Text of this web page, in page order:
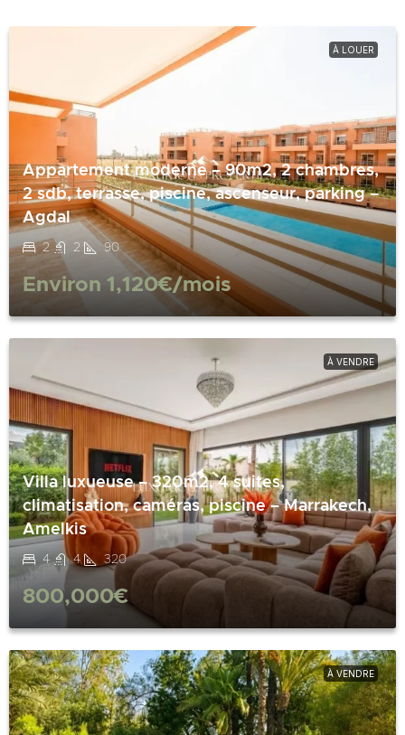
À LOUER
Appartement moderne – 90m2, 2 chambres,
2 sdb, terrasse, piscine, ascenseur, parking –
Agdal
2 2 90
Environ 1,120€/mois
À VENDRE
Villa luxueuse – 320m2, 4 suites,
climatisation, caméras, piscine – Marrakech,
Amelkis
4 4 320
800,000€
À VENDRE